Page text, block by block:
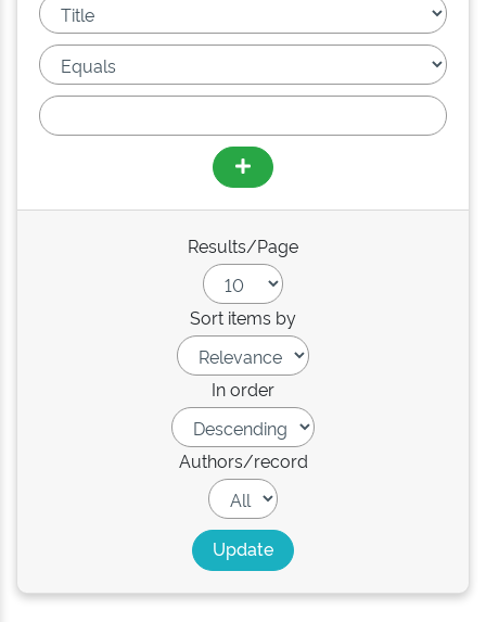
Results/Page
Sort items by
In order
Authors/record